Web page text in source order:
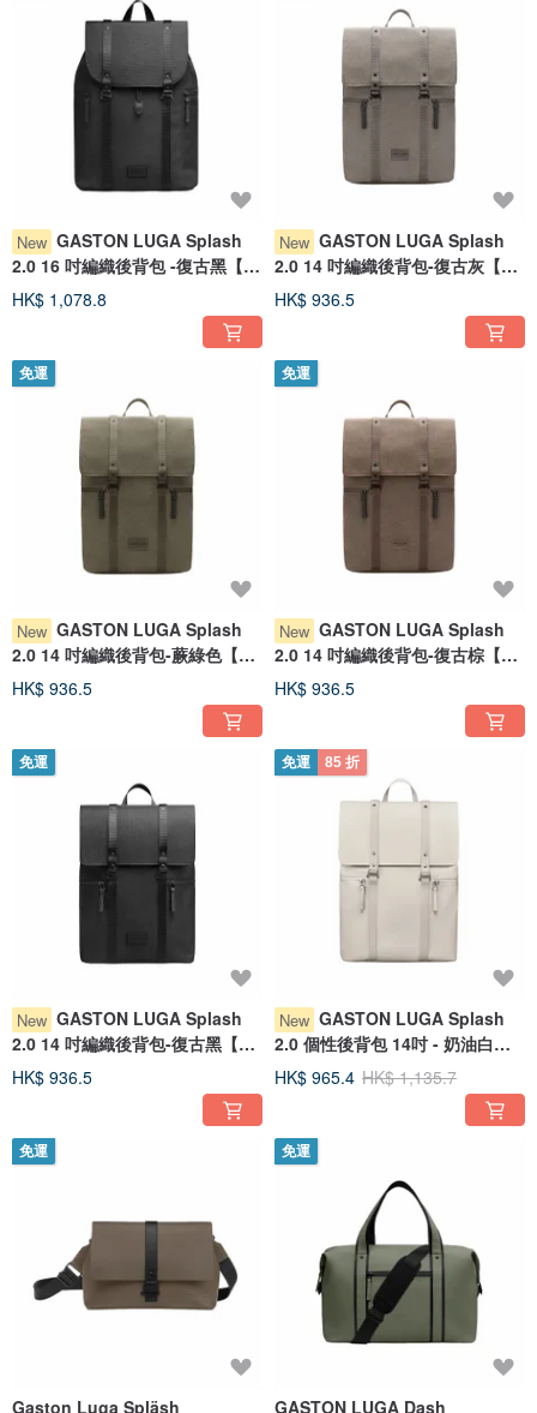
New GASTON LUGA Splash
2.0 16 吋編織後背包 -復古黑【新
品現貨】
HK$ 1,078.8
New GASTON LUGA Splash
2.0 14 吋編織後背包-復古灰【新
品現貨】
HK$ 936.5
免運
New GASTON LUGA Splash
2.0 14 吋編織後背包-蕨綠色【新
品現貨】
HK$ 936.5
免運
New GASTON LUGA Splash
2.0 14 吋編織後背包-復古棕【新
品現貨】
HK$ 936.5
免運
New GASTON LUGA Splash
2.0 14 吋編織後背包-復古黑【新
品現貨】
HK$ 936.5
免運 85 折
New GASTON LUGA Splash
2.0 個性後背包 14吋 - 奶油白
【現貨】
HK$ 965.4 HK$ 1,135.7
免運
Gaston Luga Spläsh
免運
GASTON LUGA Dash